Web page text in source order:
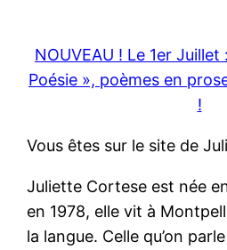
NOUVEAU ! Le 1er
Poésie », poèmes en
!
Vous êtes sur le site de
Juliette Cortese est née
en 1978, elle vit à
la langue. Celle qu’on